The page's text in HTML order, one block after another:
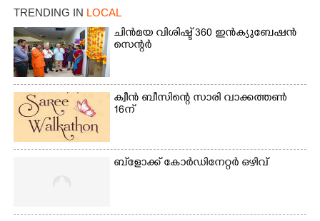
TRENDING IN LOCAL
ചിൻമയ വിശിഷ്ട് 360 ഇൻക്യുബേഷൻ
സെന്റർ
ക്വീൻ ബീസിന്റെ സാരി വാക്കത്തൺ
16ന്
ബ്‌ളോക്ക് കോർഡിനേറ്റർ ഒഴിവ്
×
Share this link